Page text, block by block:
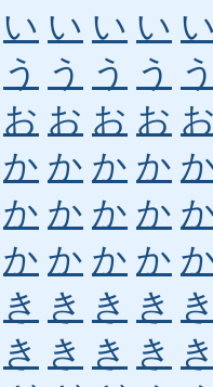
い い い い
う う う う
お お お お
か か か か
か か か か
か か か か
き き き き
き き き き